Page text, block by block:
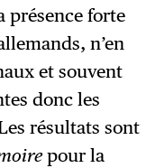
présence forte
n’en
et souvent
donc les
résultats sont
pour la